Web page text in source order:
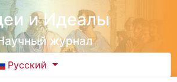
и Идеалы
журнал
Русский